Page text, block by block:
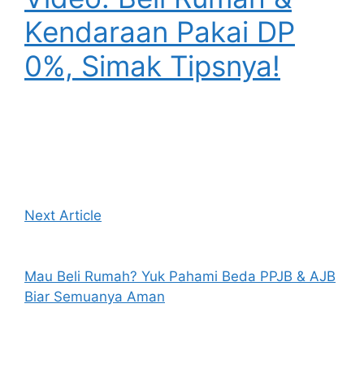
Kendaraan Pakai DP
0%, Simak Tipsnya!
Next Article
Mau Beli Rumah? Yuk Pahami Beda PPJB & AJB
Biar Semuanya Aman